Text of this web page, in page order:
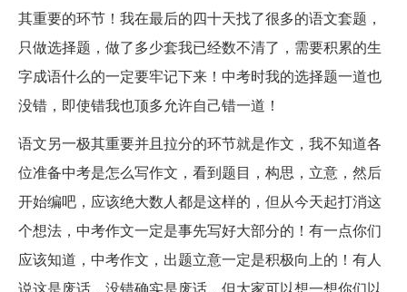
其重要的环节！我在最后的四十天找了很多的语文套题，
只做选择题，做了多少套我已经数不清了，需要积累的生
字成语什么的一定要牢记下来！中考时我的选择题一道也
没错，即使错我也顶多允许自己错一道！
语文另一极其重要并且拉分的环节就是作文，我不知道各
位准备中考是怎么写作文，看到题目，构思，立意，然后
开始编吧，应该绝大数人都是这样的，但从今天起打消这
个想法，中考作文一定是事先写好大部分的！有一点你们
应该知道，中考作文，出题立意一定是积极向上的！有人
说这是废话，没错确实是废话，但大家可以想一想你们以